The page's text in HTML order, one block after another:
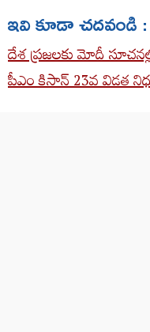
ఇవి కూడా చదవండి :
దేశ ప్రజలకు మోదీ
పీఎం కిసాన్ 23వ విడత